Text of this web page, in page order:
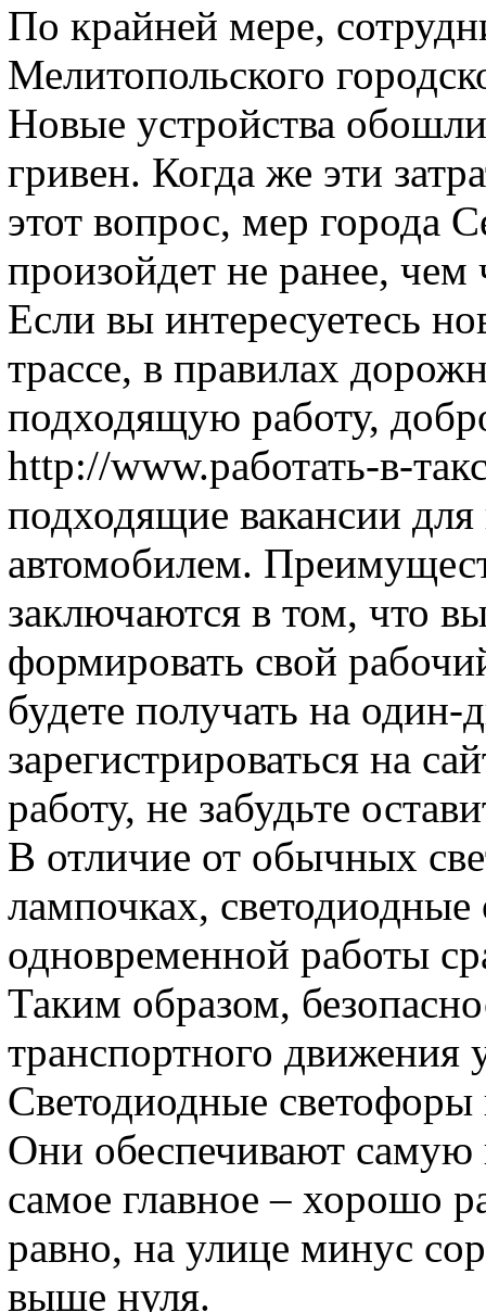
По крайней мере,
Мелитопольского
Новые устройства
гривен. Когда же эти
этот вопрос, мер города
произойдет не ранее, чем
Если вы интересуетесь
трассе, в правилах
подходящую работу,
http://www.работать-в-
подходящие вакансии
автомобилем.
заключаются в том, что
формировать свой
будете получать на
зарегистрироваться на
работу, не забудьте
В отличие от обычных
лампочках,
одновременной работы
Таким образом,
транспортного движения
Светодиодные
Они обеспечивают самую
самое главное – хорошо
равно, на улице минус
выше нуля.